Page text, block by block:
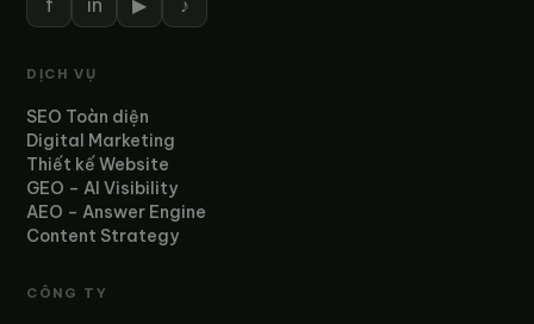
f in ▶ ♪
DỊCH VỤ
SEO Toàn diện
Digital Marketing
Thiết kế Website
GEO – AI Visibility
AEO – Answer Engine
Content Strategy
CÔNG TY